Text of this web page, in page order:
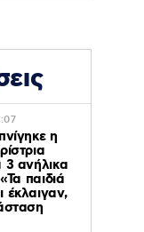
η
ανήλικα
παιδιά